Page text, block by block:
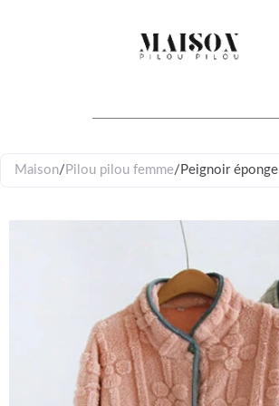
Maison/ Pilou pilou femme/ Peignoir éponge